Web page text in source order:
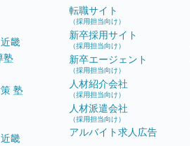
近畿
塾
塾
近畿
転職サイト
（採用担当向け）
新卒採用サイト
（採用担当向け）
新卒エージェント
（採用担当向け）
人材紹介会社
（採用担当向け）
人材派遣会社
（採用担当向け）
アルバイト求人広告